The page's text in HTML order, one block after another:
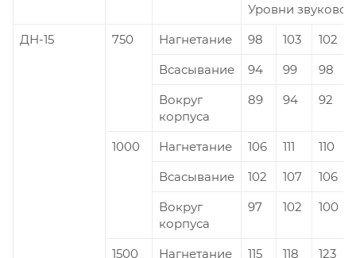
Уровни
ДН-15
750 Нагнетание 98 103 102
Всасывание
94 99 98
Вокруг
корпуса
89 94 92
1000 Нагнетание 106 111 110
Всасывание
102 107 106
Вокруг
корпуса
97 102 100
1500 Нагнетание 115 118 123